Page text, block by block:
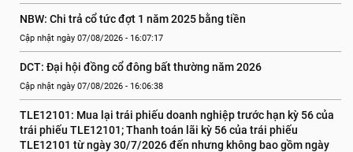
NBW: Chi trả cổ tức đợt 1 năm 2025 bằng tiền
Cập nhật ngày 07/08/2026 - 16:07:17
DCT: Đại hội đồng cổ đông bất thường năm 2026
Cập nhật ngày 07/08/2026 - 16:06:38
TLE12101: Mua lại trái phiếu doanh nghiệp trước hạn kỳ 56 của
trái phiếu TLE12101; Thanh toán lãi kỳ 56 của trái phiếu
TLE12101 từ ngày 30/7/2026 đến nhưng không bao gồm ngày